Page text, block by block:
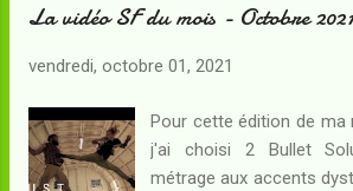
l'adolescence. Le cycle
nouveau par étapes
un contexte encore
Résumé : Belgarath et
La vidéo SF du mois - Octobre 2021
vendredi, octobre 01, 2021
Pour cette édition de ma
j'ai choisi 2 Bullet
métrage aux accents